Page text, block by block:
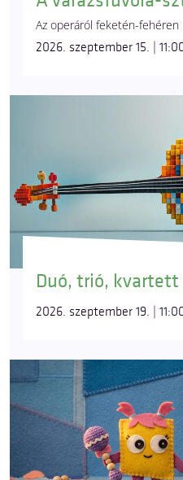
Az operáról feketén-fehéren
2026. szeptember 15. |
Duó, trió, kvartett
2026. szeptember 19. |